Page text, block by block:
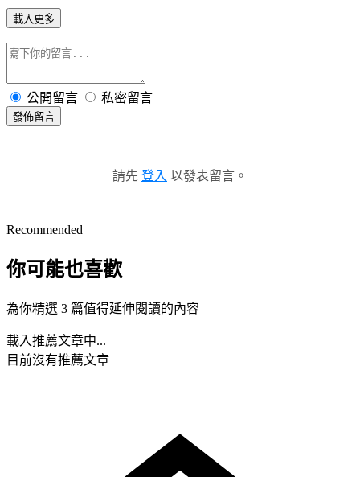
載入更多
公開留言 私密留言
發佈留言
請先 登入 以發表留言。
Recommended
你可能也喜歡
為你精選 3 篇值得延伸閱讀的內容
載入推薦文章中...
目前沒有推薦文章